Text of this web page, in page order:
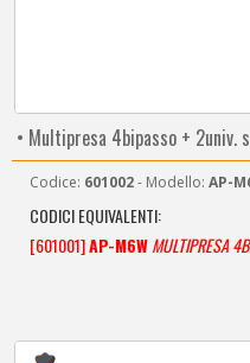
• Multipresa 4bipasso + 2univ.
Codice: 601002- Modello: AP-
CODICI EQUIVALENTI:
[601001]AP-M6WMULTIPRESA